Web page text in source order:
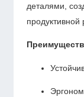
деталями,
продуктивной